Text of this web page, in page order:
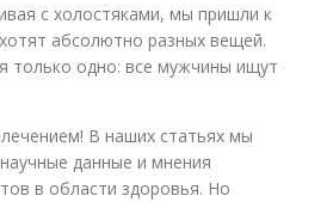
с холостяками, мы пришли к
абсолютно разных вещей.
только одно: все мужчины ищут
В наших статьях мы
данные и мнения
в области здоровья. Но